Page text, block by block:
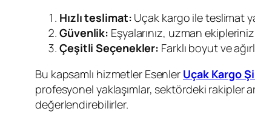
Hızlı teslimat: Uçak kargo ile teslimat
Güvenlik: Eşyalarınız, uzman ekipleriniz
Çeşitli Seçenekler: Farklı boyut ve
Bu kapsamlı hizmetler Esenler Uçak Kargo
profesyonel yaklaşımlar, sektördeki rakipler
değerlendirebilirler.